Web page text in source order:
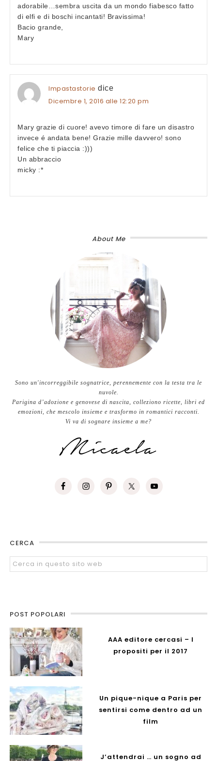
adorabile…sembra uscita da un mondo fiabesco fatto
di elfi e di boschi incantati! Bravissima!
Bacio grande,
Mary
Impastastorie dice
Dicembre 1, 2016 alle 12:20 pm
Mary grazie di cuore! avevo timore di fare un disastro
invece é andata bene! Grazie mille davvero! sono
felice che ti piaccia :)))
Un abbraccio
micky :*
About Me
Sono un'incorreggibile sognatrice, perennemente con la testa tra le
nuvole.
Parigina d’adozione e genovese di nascita, colleziono ricette, libri ed
emozioni, che mescolo insieme e trasformo in romantici racconti.
Vi va di sognare insieme a me?
CERCA
POST POPOLARI
AAA editore cercasi – I
propositi per il 2017
Un pique-nique a Paris per
sentirsi come dentro ad un
film
J’attendrai … un sogno ad